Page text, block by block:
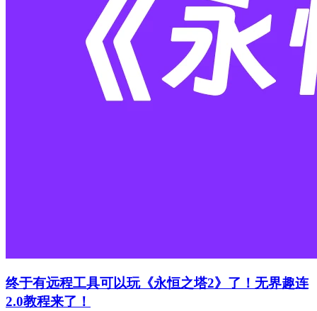
终于有远程工具可以玩《永恒之塔2》了！无界趣连
2.0教程来了！